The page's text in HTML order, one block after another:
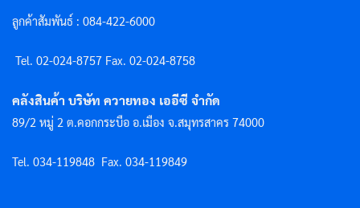
ลูกค้าสัมพันธ์ : 084-422-6000
Tel. 02-024-8757 Fax. 02-024-8758
คลังสินค้า บริษัท ควายทอง เออีซี จำกัด
89/2 หมู่ 2 ต.คอกกระบือ อ.เมือง จ.สมุทรสาคร 74000
Tel. 034-119848 Fax. 034-119849